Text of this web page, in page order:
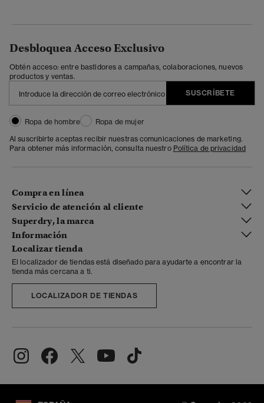
Desbloquea Acceso Exclusivo
Obtén acceso: entre bastidores a campañas, colaboraciones, nuevos
productos y ventas.
SUSCRÍBETE
Ropa de hombre
Ropa de mujer
Al suscribirte aceptas recibir nuestras comunicaciones de marketing.
Para obtener más información, consulta nuestro Política de privacidad
Compra en línea
Servicio de atención al cliente
Superdry, la marca
Información
Localizar tienda
El localizador de tiendas está diseñado para ayudarte a encontrar la
tienda más cercana a ti.
LOCALIZADOR DE TIENDAS